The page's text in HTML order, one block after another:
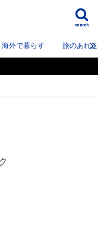
search
海外で暮らす 旅のあれ